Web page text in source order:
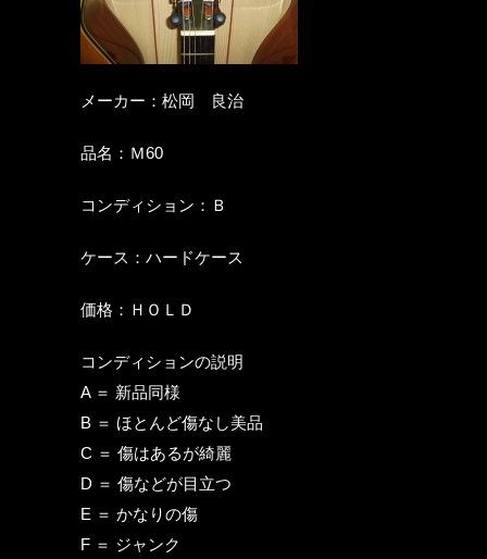
メーカー：松岡 良治
品名：Ｍ60
コンディション：Ｂ
ケース：ハードケース
価格：ＨＯＬＤ
コンディションの説明
A ＝ 新品同様
B ＝ ほとんど傷なし美品
C ＝ 傷はあるが綺麗
D ＝ 傷などが目立つ
E ＝ かなりの傷
F ＝ ジャンク